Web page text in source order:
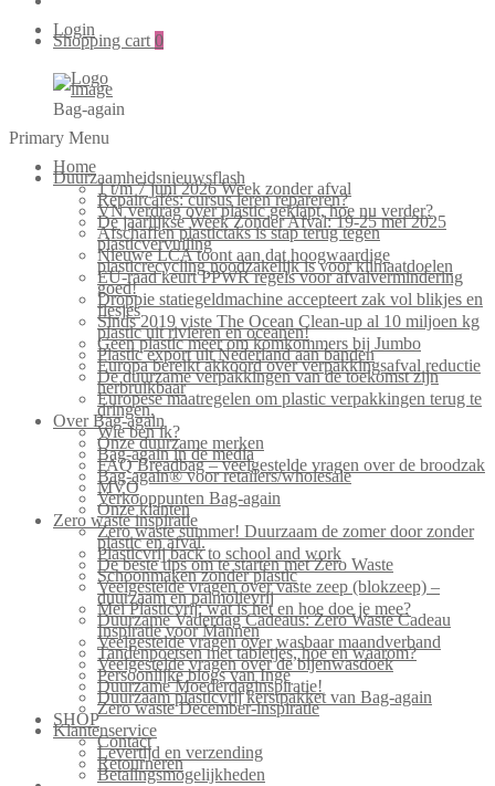
Login
Shopping cart 0
Bag-again
Primary Menu
Home
Duurzaamheidsnieuwsflash
1 t/m 7 juni 2026 Week zonder afval
Repaircafés: cursus leren repareren?
VN verdrag over plastic geklapt, hoe nu verder?
De jaarlijkse Week Zonder Afval: 19-25 mei 2025
Afschaffen plastictaks is stap terug tegen
plasticvervuiling
Nieuwe LCA toont aan dat hoogwaardige
plasticrecycling noodzakelijk is voor klimaatdoelen
EU-raad keurt PPWR regels voor afvalvermindering
goed!
Droppie statiegeldmachine accepteert zak vol blikjes en
flesjes
Sinds 2019 viste The Ocean Clean-up al 10 miljoen kg
plastic uit rivieren en oceanen!
Geen plastic meer om komkommers bij Jumbo
Plastic export uit Nederland aan banden
Europa bereikt akkoord over verpakkingsafval reductie
De duurzame verpakkingen van de toekomst zijn
herbruikbaar
Europese maatregelen om plastic verpakkingen terug te
dringen.
Over Bag-again
Wie ben ik?
Onze duurzame merken
Bag-again in de media
FAQ Breadbag – veelgestelde vragen over de broodzak
Bag-again® voor retailers/wholesale
MVO
Verkooppunten Bag-again
Onze klanten
Zero waste inspiratie
Zero waste summer! Duurzaam de zomer door zonder
plastic en afval.
Plasticvrij back to school and work
De beste tips om te starten met Zero Waste
Schoonmaken zonder plastic
Veelgestelde vragen over vaste zeep (blokzeep) –
duurzaam en palmolievrij
Mei Plasticvrij: wat is het en hoe doe je mee?
Duurzame Vaderdag Cadeaus: Zero Waste Cadeau
Inspiratie voor Mannen
Veelgestelde vragen over wasbaar maandverband
Tandenpoetsen met tabletjes, hoe en waarom?
Veelgestelde vragen over de bijenwasdoek
Persoonlijke blogs van Inge
Duurzame Moederdaginspiratie!
Duurzaam plasticvrij kerstpakket van Bag-again
Zero waste December-inspiratie
SHOP
Klantenservice
Contact
Levertijd en verzending
Retourneren
Betalingsmogelijkheden